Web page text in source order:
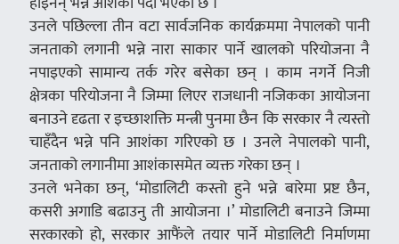
उनले पछिल्ला तीन वटा सार्वजनिक कार्यक्रममा नेपालको पानी
जनताको लगानी भन्ने नारा साकार पार्ने खालको परियोजना नै
नपाइएको सामान्य तर्क गरेर बसेका छन् । काम नगर्ने निजी
क्षेत्रका परियोजना नै जिम्मा लिएर राजधानी नजिकका आयोजना
बनाउने दृढता र इच्छाशक्ति मन्त्री पुनमा छैन कि सरकार नै त्यस्तो
चाहँदैन भन्ने पनि आशंका गरिएको छ । उनले नेपालको पानी,
जनताको लगानीमा आशंकासमेत व्यक्त गरेका छन् ।
उनले भनेका छन्, ‘मोडालिटी कस्तो हुने भन्ने बारेमा प्रष्ट छैन,
कसरी अगाडि बढाउनु ती आयोजना ।’ मोडालिटी बनाउने जिम्मा
सरकारको हो, सरकार आफैंले तयार पार्ने मोडालिटी निर्माणमा